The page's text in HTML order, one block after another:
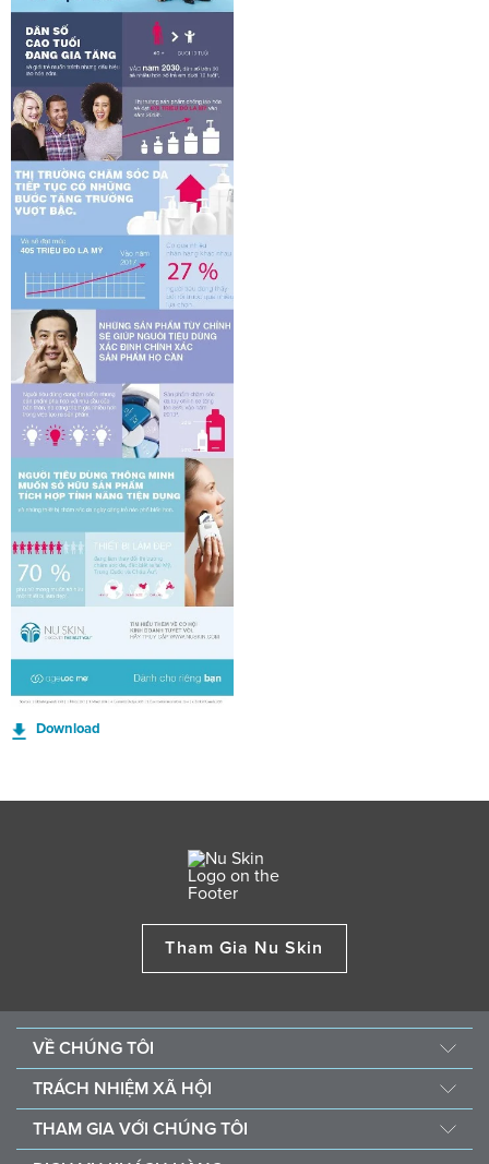
Download
Tham Gia Nu Skin
VỀ CHÚNG TÔI
Câu chuyện của chúng tôi
Ban Quản Trị
Giải thưởng
TRÁCH NHIỆM XÃ HỘI
Đội Ngũ Làm Vì Những Điều Tốt Đẹp
Quỹ phẫu thuật tim cho trẻ Em ĐNA
THAM GIA VỚI CHÚNG TÔI